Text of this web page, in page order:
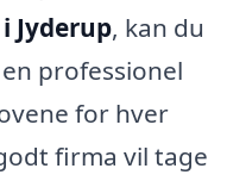
Jyderup, kan du
professionel
for hver
firma vil tage